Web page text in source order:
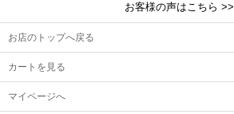
お客様の声はこちら >>
お店のトップへ戻る
カートを見る
マイページへ